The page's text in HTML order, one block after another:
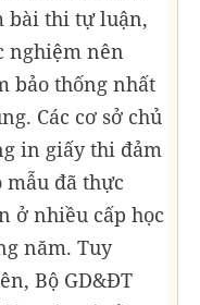
bài thi tự luận,
nghiệm nên
bảo thống nhất
Các cơ sở chủ
in giấy thi đảm
mẫu đã thực
ở nhiều cấp học
năm. Tuy
Bộ GD&ĐT